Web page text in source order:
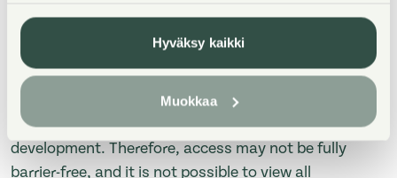
Hyväksy kaikki
Muokkaa
4h asunnot A-talon toisesta kerroksesta.
WELCOME to the apartment viewing on Monday, July
13, 2026, from 4:00 PM to 5:00 PM! The viewing will
take place at a construction site that is still under
development. Therefore, access may not be fully
barrier-free, and it is not possible to view all